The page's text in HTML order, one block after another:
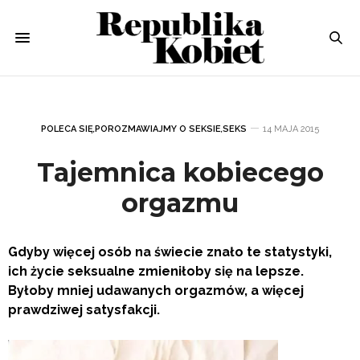
POLECA SIĘ,POROZMAWIAJMY O SEKSIE,SEKS 14 MAJA 2015
Tajemnica kobiecego
orgazmu
Gdyby więcej osób na świecie znało te statystyki,
ich życie seksualne zmieniłoby się na lepsze.
Byłoby mniej udawanych orgazmów, a więcej
prawdziwej satysfakcji.